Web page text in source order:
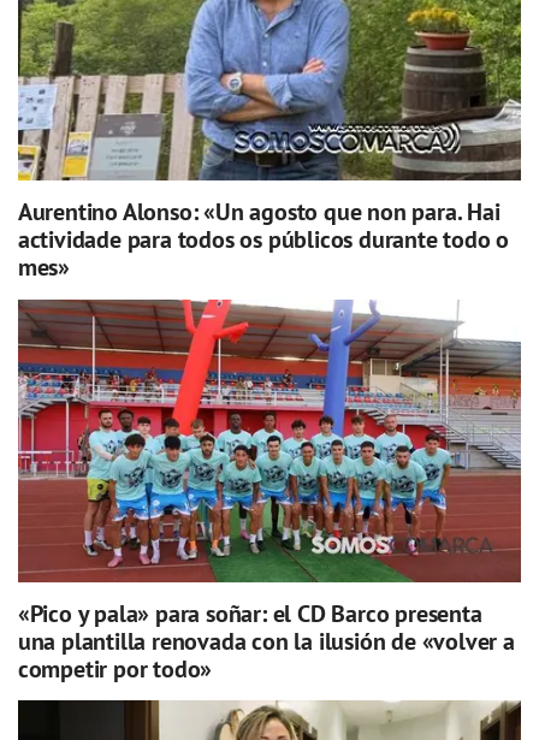
Aurentino Alonso: «Un agosto que non para. Hai
actividade para todos os públicos durante todo o
mes»
«Pico y pala» para soñar: el CD Barco presenta
una plantilla renovada con la ilusión de «volver a
competir por todo»